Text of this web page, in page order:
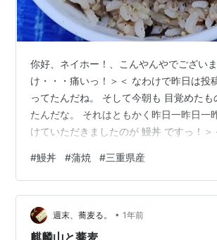
你好、ネイホー！、こんやんやでござい
け・・・痛いっ！＞＜ なわけで昨日は投
ってたんだね。 そして今朝も 目覚めたも
たんだな。 それはともかく昨日一昨日一
けていただきましたのが 鰻丼 ですっ！＞
て まよ～ことなく手に取ったわけですが
かったですっ！＞＜ いつもど～り３等分
一昨昨日は尾側 二日目の一昨日は頭側
日は冒頭の真ん中をいただいたんだよねぇ
上げに次ぐ値上げであれよあれよの２８０
#鰻丼 #蒲焼 #三重県産
週末、蕎麦る。 • 1年前
麒麟山と蕎麦